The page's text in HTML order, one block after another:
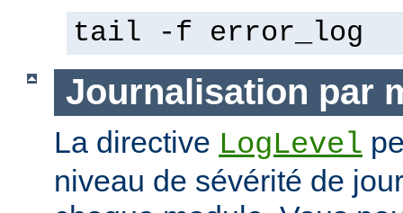
tail -f error_log
Journalisation par
La directive LogLevel
niveau de sévérité de